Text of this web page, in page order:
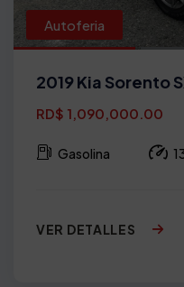
Autoferia
2019 Kia Sorento
RD$ 1,090,000.00
Gasolina
VER DETALLES